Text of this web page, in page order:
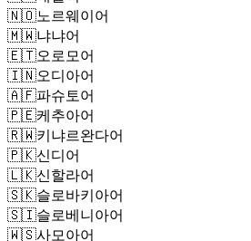
🇳🇴노르웨이어
🇲🇼냐냐어
🇪🇹오로모어
🇮🇳오디아어
🇦🇫파슈토어
🇵🇪케추아어
🇷🇼키냐르완다어
🇵🇰신디어
🇱🇰신할라어
🇸🇰슬로바키아어
🇸🇮슬로베니아어
🇼🇸사모아어